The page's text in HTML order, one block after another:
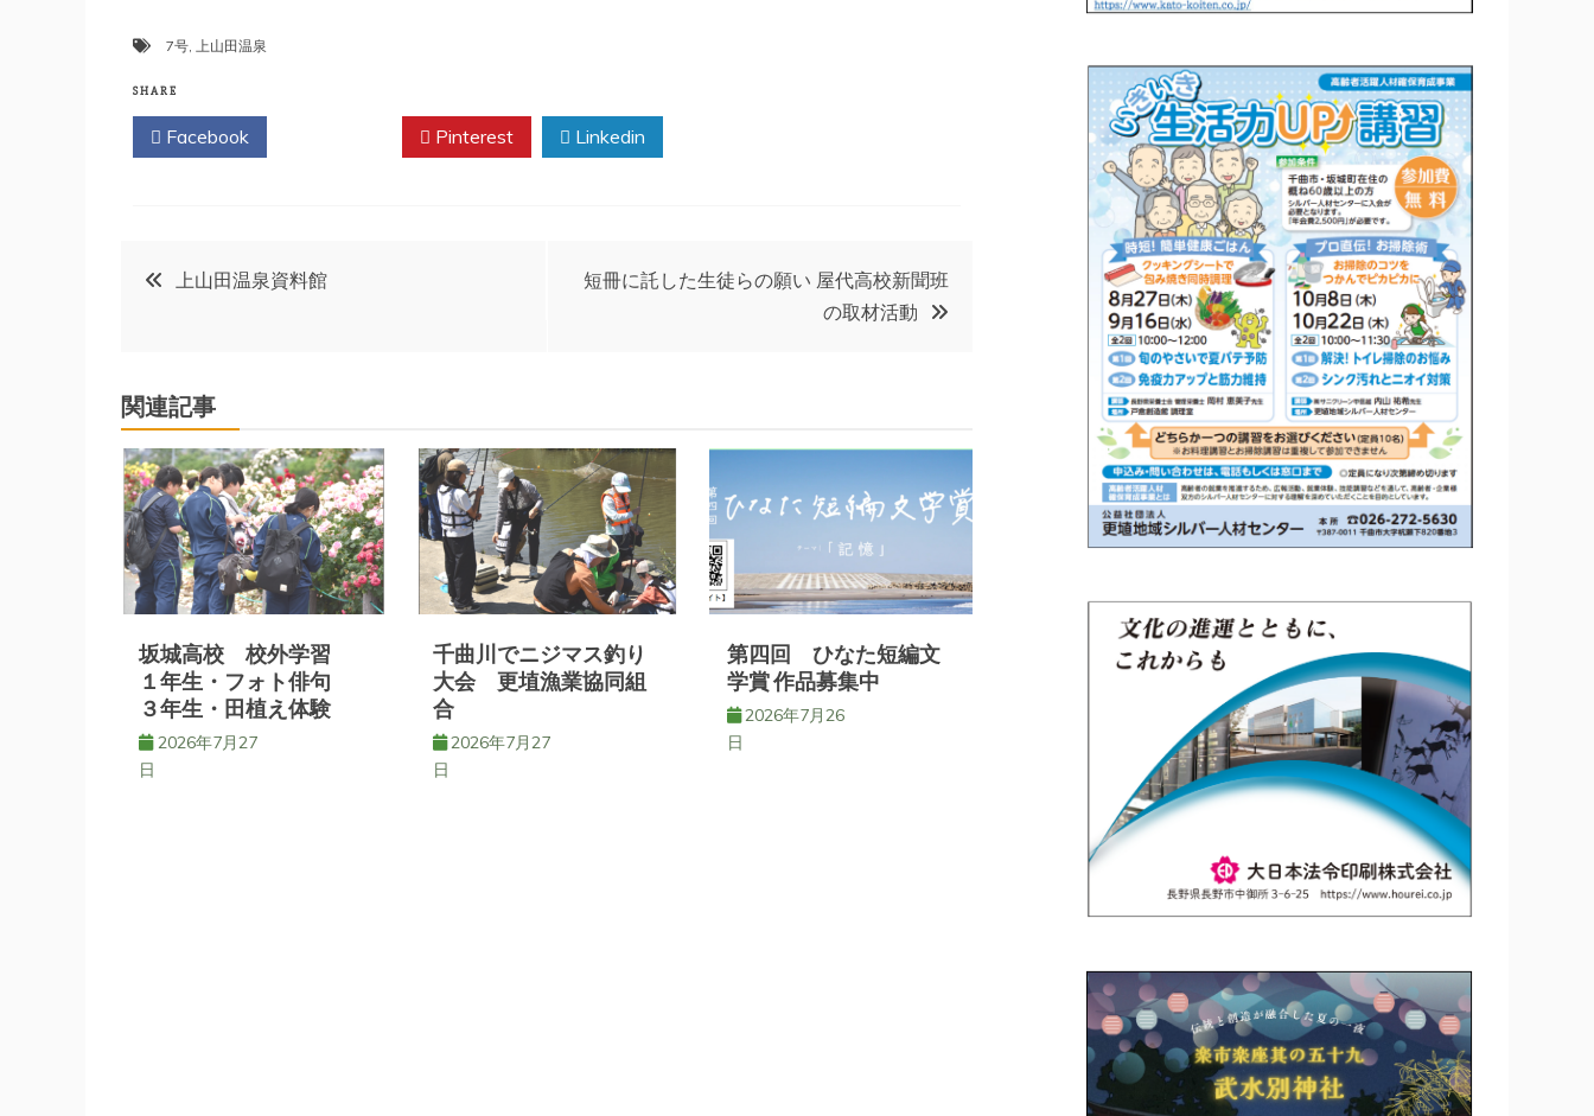
7号, 上山田温泉
SHARE
Facebook Pinterest Linkedin
投
ナ
ビ
ゲ
ー
シ
ョ
ン
上山田温泉資料館
短冊に託した生徒らの願い 屋代高校新聞班
の取材活動
関連記事
坂城高校 校外学習
１年生・フォト俳句
３年生・田植え体験
2026年7月27
日
千曲川でニジマス釣り
大会 更埴漁業協同組
合
2026年7月27
日
第四回 ひなた短編文
学賞 作品募集中
2026年7月26
日